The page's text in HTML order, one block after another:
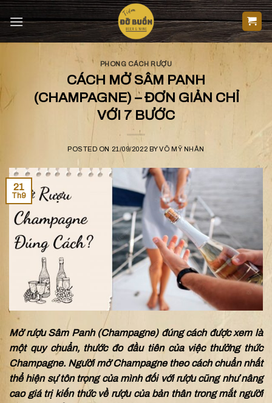
Skip
to
content
PHONG CÁCH RƯỢU
CÁCH MỞ SÂM PANH
(CHAMPAGNE) – ĐƠN GIẢN CHỈ
VỚI 7 BƯỚC
POSTED ON 21/09/2022 BYVÕ MỸ NHÂN
21
Th9
Mở rượu Sâm Panh (Champagne) đúng cách được xem là
một quy chuẩn, thước đo đầu tiên của việc thưởng thức
Champagne. Người mở Champagne theo cách chuẩn nhất
thể hiện sự tôn trọng của mình đối với rượu cũng như nâng
cao giá trị kiến thức về rượu của bản thân trong mắt người